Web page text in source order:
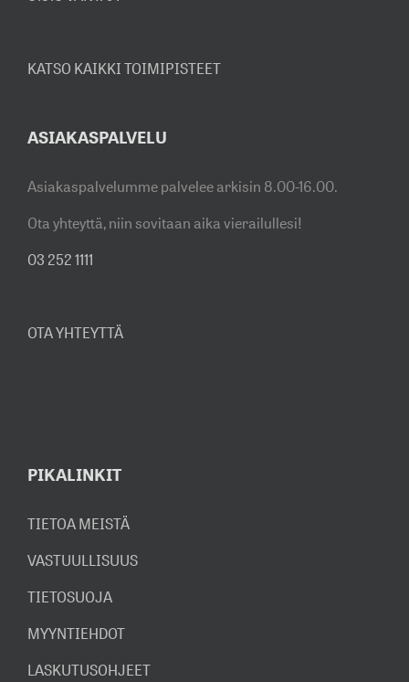
KATSO KAIKKI TOIMIPISTEET
ASIAKASPALVELU
Asiakaspalvelumme palvelee arkisin 8.00-16.00.
Ota yhteyttä, niin sovitaan aika vierailullesi!
03 252 1111
OTA YHTEYTTÄ
PIKALINKIT
TIETOA MEISTÄ
VASTUULLISUUS
TIETOSUOJA
MYYNTIEHDOT
LASKUTUSOHJEET